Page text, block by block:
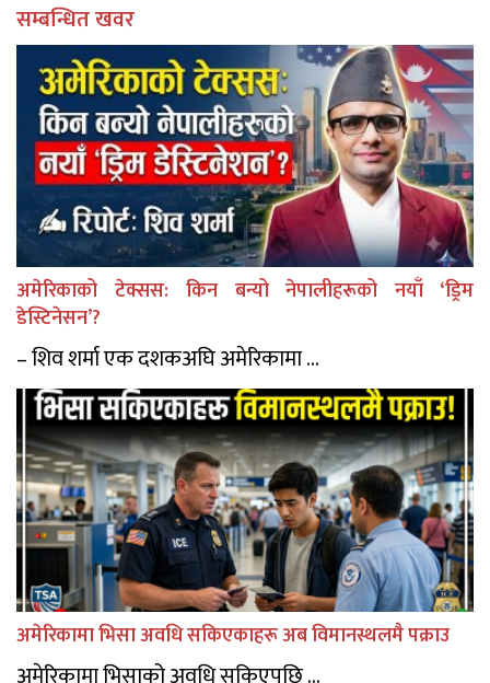
सम्बन्धित खवर
अमेरिकाको टेक्सस: किन बन्यो नेपालीहरूको नयाँ ‘ड्रिम
डेस्टिनेसन’?
– शिव शर्मा एक दशकअघि अमेरिकामा ...
अमेरिकामा भिसा अवधि सकिएकाहरू अब विमानस्थलमै पक्राउ